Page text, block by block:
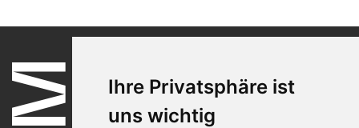
Ihre Privatsphäre ist
uns wichtig